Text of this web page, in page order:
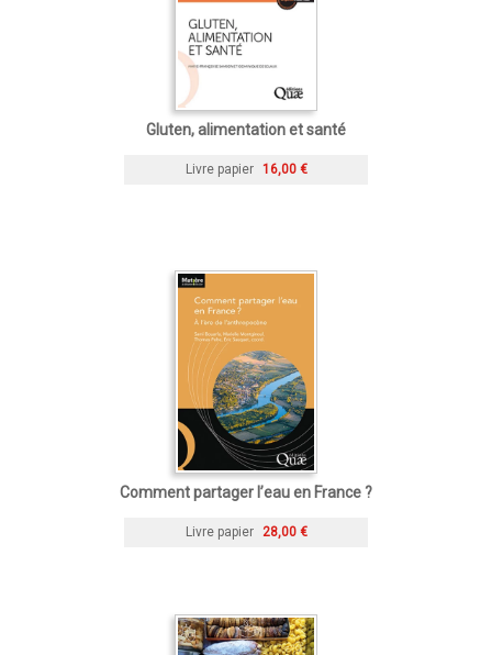
Gluten, alimentation et santé
Livre papier 16,00 €
Comment partager l’eau en France ?
Livre papier 28,00 €